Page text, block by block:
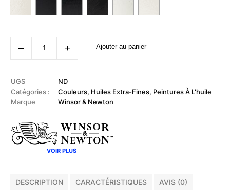
‒
quantité
de
-
Huile
extra-
fine
200ml
+ Ajouter au panier
UGS
ND
Catégories :
Couleurs, Huiles Extra-Fines, Peintures À L'huile
Marque
Winsor & Newton
VOIR PLUS
DESCRIPTION CARACTÉRISTIQUES AVIS (0)